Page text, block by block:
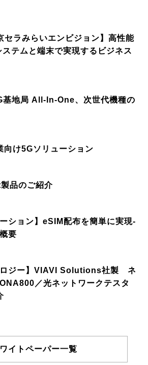
セラみらいエンビジョン】高性能
ステムと端末で実現するビジネス
基地局 All-In-One、次世代機種の
向け5Gソリューション
品のご紹介
ション】eSIM配布を簡単に実現-
要
ロジー】VIAVI Solutions社製 ネ
／光ネットワークテスタ
イトペーパー一覧